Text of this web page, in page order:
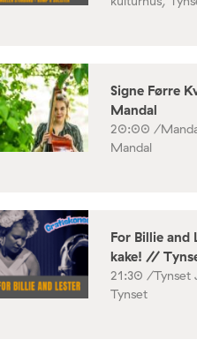
Signe Førre
Mandal
20:00 /
Mandal
For Billie
kake! //
21:30 /Tynset
Tynset